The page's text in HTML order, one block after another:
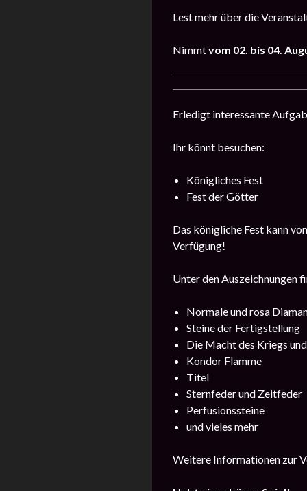
Lest mehr über die
Nimmtvom 02. bis 04.
Erledigt interessante
Ihr könnt besuchen:
Königliches Fest
Fest der Götter
Das königliche Fest kann
Verfügung!
Unter den Auszeichnungen
Normale und rosa
Steine der Fertigstellung
Die Macht des Kriegs
Kondor Flamme
Titel
Sternfeder und Zeitfeder
Perfusionssteine
und vieles mehr
Weitere Informationen zur